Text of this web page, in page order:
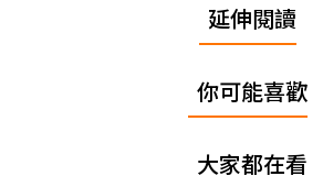
延伸閱讀
你可能喜歡
大家都在看